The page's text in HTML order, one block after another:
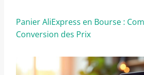
Panier AliExpress en Bourse :
Conversion des Prix